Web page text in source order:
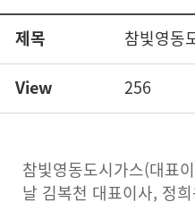
제목 참빛영동
View 256
참빛영동도시가스(대표
날 김복천 대표이사, 정